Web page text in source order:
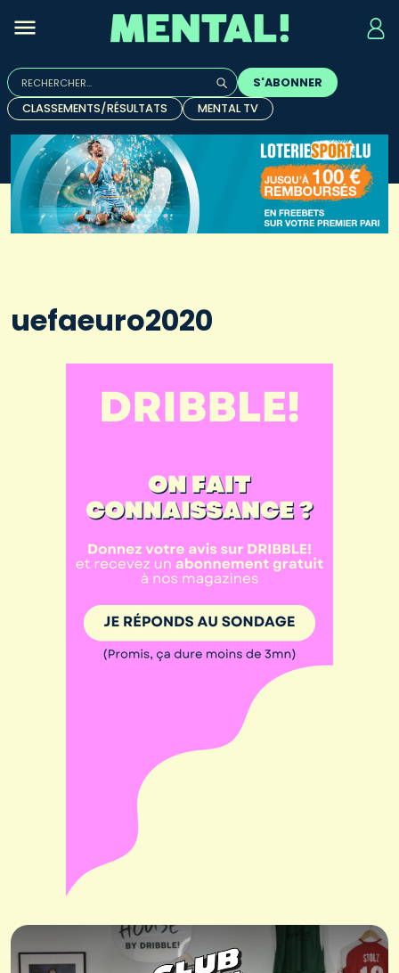
Rechercher :
Quand les résultats de l'auto-complétion sont
S'ABONNER
CLASSEMENTS/RÉSULTATS
MENTAL TV
uefaeuro2020